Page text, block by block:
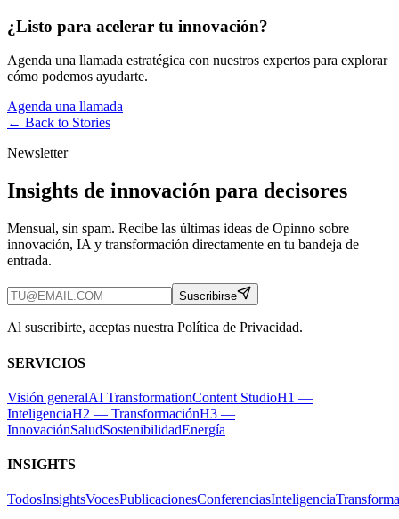
¿Listo para acelerar tu innovación?
Agenda una llamada estratégica con nuestros expertos para explorar
cómo podemos ayudarte.
Agenda una llamada
← Back to Stories
Newsletter
Insights de innovación para decisores
Mensual, sin spam. Recibe las últimas ideas de Opinno sobre
innovación, IA y transformación directamente en tu bandeja de
entrada.
Suscribirse
Al suscribirte, aceptas nuestra Política de Privacidad.
SERVICIOS
Visión generalAI TransformationContent StudioH1 —
InteligenciaH2 — TransformaciónH3 —
InnovaciónSaludSostenibilidadEnergía
INSIGHTS
TodosInsightsVocesPublicacionesConferenciasInteligencia